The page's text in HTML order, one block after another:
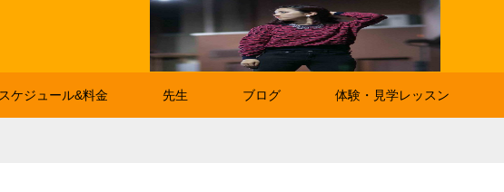
スケジュール&料金 先生 ブログ 体験・見学レッスン